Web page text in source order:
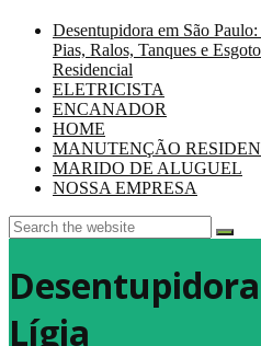
Desentupidora em São
Pias, Ralos, Tanques e
Residencial
ELETRICISTA
ENCANADOR
HOME
MANUTENÇÃO
MARIDO DE ALUGUEL
NOSSA EMPRESA
Lígia